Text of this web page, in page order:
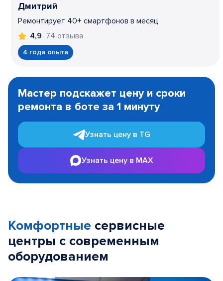
Дмитрий
Ремонтирует 40+ смартфонов в месяц
4,9 74 отзыва
4 года опыта
1
Мастер подскажет цену и сроки
ремонта в боте за 1 минуту
Узнать цену в TG
Узнать цену в MAX
Комфортные сервисные
центры с современным
оборудованием